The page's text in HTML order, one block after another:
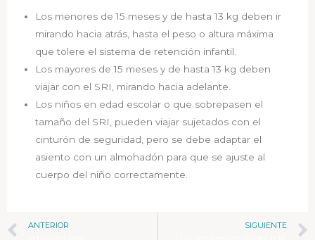
Los menores de 15 meses y de hasta 13 kg deben ir
mirando hacia atrás, hasta el peso o altura máxima
que tolere el sistema de retención infantil.
Los mayores de 15 meses y de hasta 13 kg deben
viajar con el SRI, mirando hacia adelante.
Los niños en edad escolar o que sobrepasen el
tamaño del SRI, pueden viajar sujetados con el
cinturón de seguridad, pero se debe adaptar el
asiento con un almohadón para que se ajuste al
cuerpo del niño correctamente.
ANTERIOR SIGUIENTE